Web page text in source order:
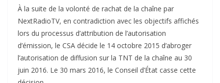
À la suite de la volonté de rachat de la chaîne par
NextRadioTV, en contradiction avec les objectifs affichés
lors du processus d’attribution de l’autorisation
d’émission, le CSA décide le 14 octobre 2015 d’abroger
l’autorisation de diffusion sur la TNT de la chaîne au 30
juin 2016. Le 30 mars 2016, le Conseil d’État casse cette